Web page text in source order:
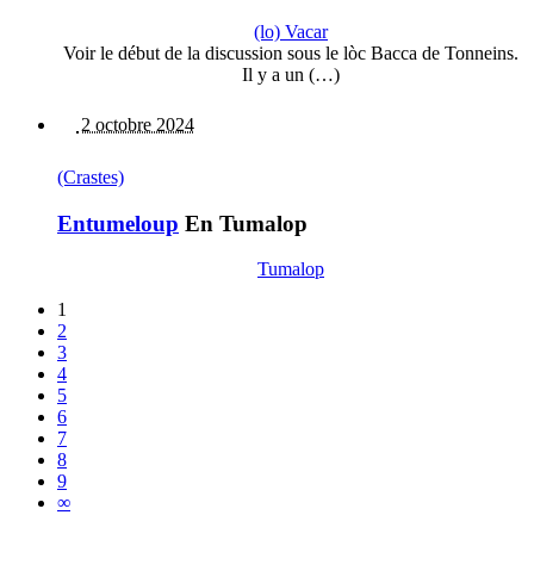
(lo) Vacar
Voir le début de la discussion sous le lòc Bacca de Tonneins.
Il y a un (…)
2 octobre 2024
(Crastes)
Entumeloup En Tumalop
Tumalop
1
2
3
4
5
6
7
8
9
∞